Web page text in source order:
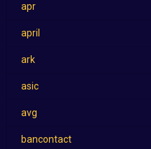
apr
april
ark
asic
avg
bancontact